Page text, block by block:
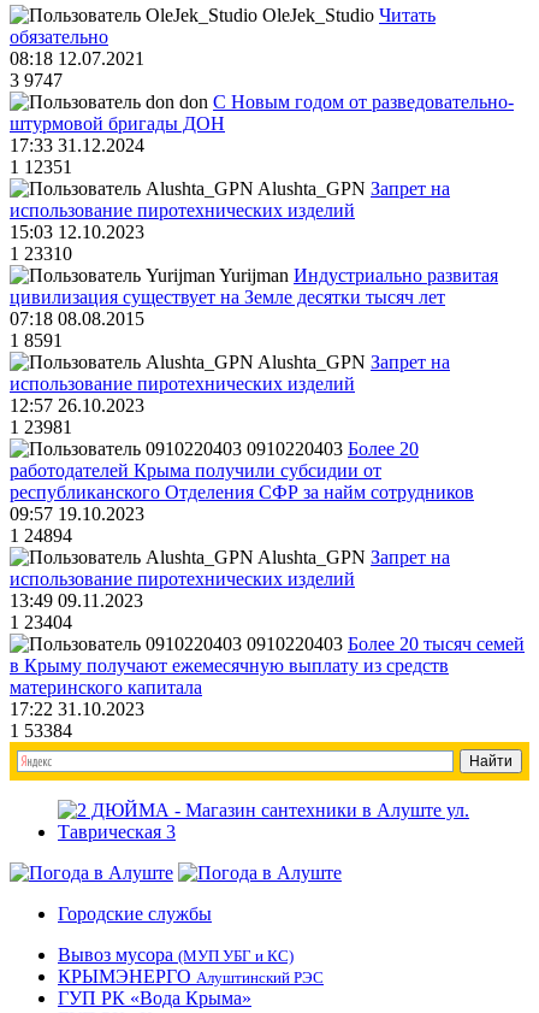
OleJek_Studio Читать
обязательно
08:18 12.07.2021
3 9747
don С Новым годом от разведовательно-
штурмовой бригады ДОН
17:33 31.12.2024
1 12351
Alushta_GPN Запрет на
использование пиротехнических изделий
15:03 12.10.2023
1 23310
Yurijman Индустриально развитая
цивилизация существует на Земле десятки тысяч лет
07:18 08.08.2015
1 8591
Alushta_GPN Запрет на
использование пиротехнических изделий
12:57 26.10.2023
1 23981
0910220403 Более 20
работодателей Крыма получили субсидии от
республиканского Отделения СФР за найм сотрудников
09:57 19.10.2023
1 24894
Alushta_GPN Запрет на
использование пиротехнических изделий
13:49 09.11.2023
1 23404
0910220403 Более 20 тысяч семей
в Крыму получают ежемесячную выплату из средств
материнского капитала
17:22 31.10.2023
1 53384
Городские службы
Вывоз мусора (МУП УБГ и КС)
КРЫМЭНЕРГО Алуштинский РЭС
ГУП РК «Вода Крыма»